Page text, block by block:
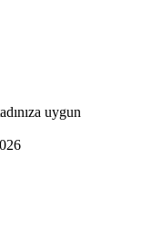
uygun